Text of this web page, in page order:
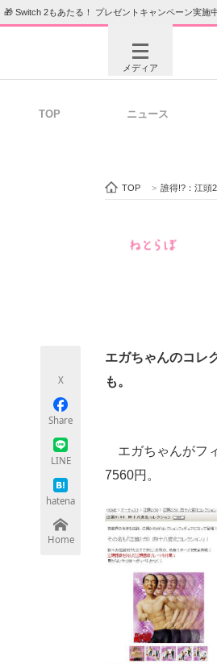
🎁 Switch 2もあたる！ プレゼントキャンペーン実施中
メディア
ITエンジニア向け
ちょっと気になる
TOP ニュース
TOP > 誰得!?：江頭
X
Share
LINE
hatena
Home
エガちゃんのコレ
も。
エガちゃんがフ
7560円。